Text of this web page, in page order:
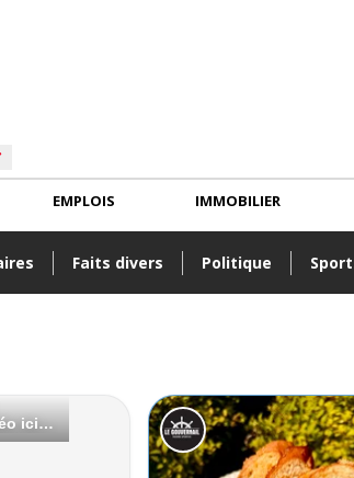
Faits divers Politique
EMPLOIS IMMOBILIER